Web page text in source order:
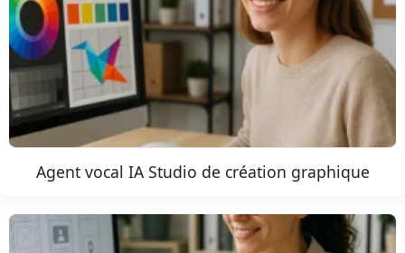
Agent vocal IA Studio de création graphique